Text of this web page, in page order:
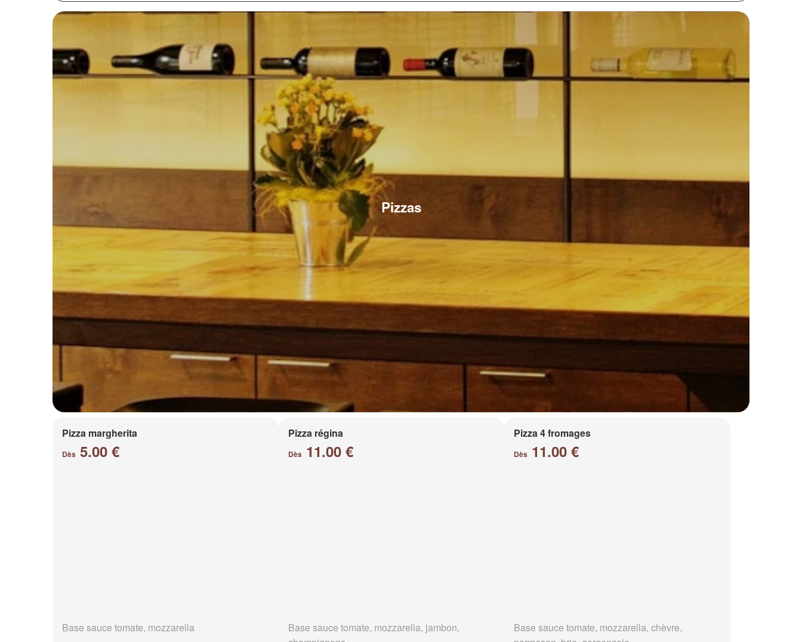
Pizzas
Pizza margherita
Dès 5.00 €
Base sauce tomate, mozzarella
Pizza régina
Dès11.00 €
Base sauce tomate, mozzarella, jambon,
Pizza 4 fromages
Dès 11.00 €
Base sauce tomate, mozzarella, chèvre,